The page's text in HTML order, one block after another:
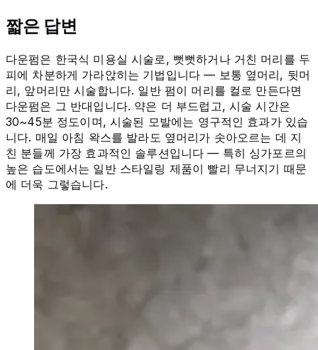
짧은 답변
다운펌은 한국식 미용실 시술로, 뻣뻣하거나 거친 머리를 두
피에 차분하게 가라앉히는 기법입니다 — 보통 옆머리, 뒷머
리, 앞머리만 시술합니다. 일반 펌이 머리를 컬로 만든다면
다운펌은 그 반대입니다. 약은 더 부드럽고, 시술 시간은
30~45분 정도이며, 시술된 모발에는 영구적인 효과가 있습
니다. 매일 아침 왁스를 발라도 옆머리가 솟아오르는 데 지
친 분들께 가장 효과적인 솔루션입니다 — 특히 싱가포르의
높은 습도에서는 일반 스타일링 제품이 빨리 무너지기 때문
에 더욱 그렇습니다.